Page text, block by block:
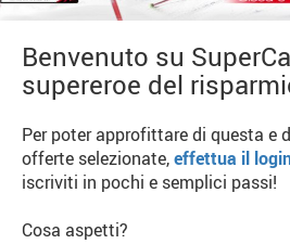
Benvenuto su
supereroe del
Per poter approfittare di questa e
offerte selezionate,effettua il
iscriviti in pochi e semplici passi!
Cosa aspetti?